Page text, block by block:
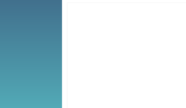
Van Almere City FC en
heeft een bruisende en